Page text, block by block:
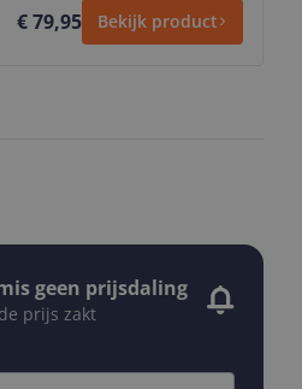
€ 79,95 Bekijk product
geen prijsdaling
prijs zakt